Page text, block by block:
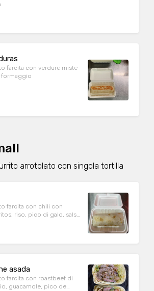
farcita con verdure miste
formaggio
arrotolato con singola tortilla
farcita con chili con
riso, pico di galo, salsa
asada
farcita con roastbeef di
guacamole, pico de